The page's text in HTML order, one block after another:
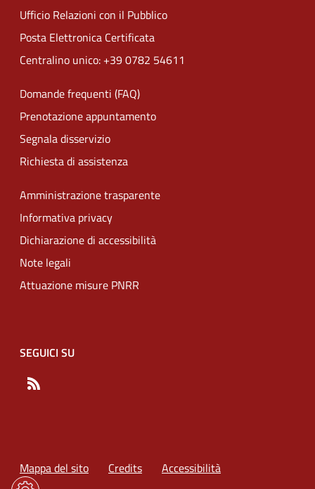
Ufficio Relazioni con il Pubblico
Posta Elettronica Certificata
Centralino unico: +39 0782 54611
Domande frequenti (FAQ)
Prenotazione appuntamento
Segnala disservizio
Richiesta di assistenza
Amministrazione trasparente
Informativa privacy
Dichiarazione di accessibilità
Note legali
Attuazione misure PNRR
SEGUICI SU
Mappa del sito Credits Accessibilità